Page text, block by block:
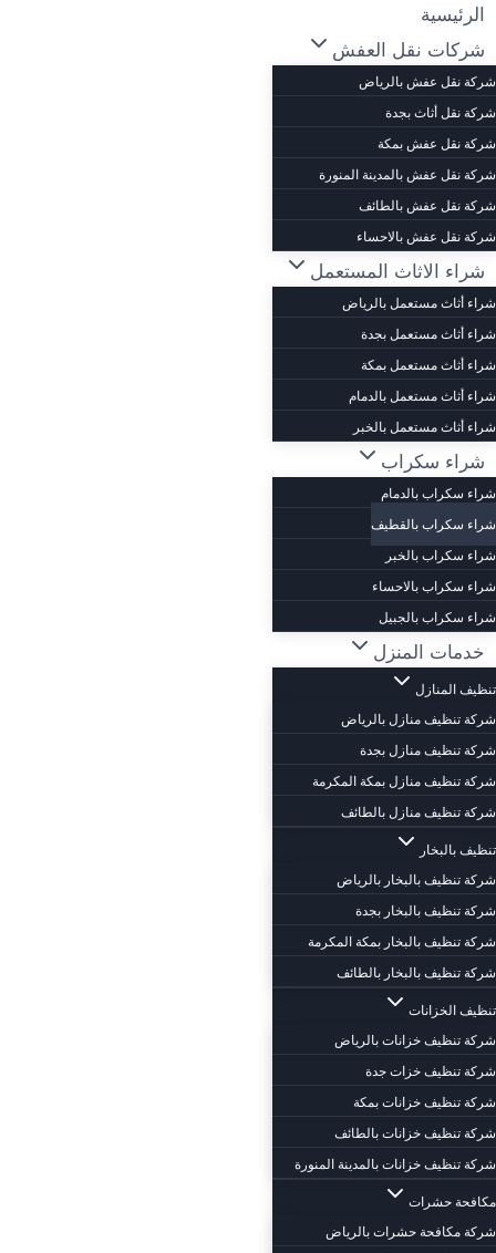
التجاوز
إلى
المحتوى
الرئيسية
شركات نقل العفش
شركة نقل عفش بالرياض
شركة نقل أثاث بجدة
شركة نقل عفش بمكة
شركة نقل عفش بالمدينة المنورة
شركة نقل عفش بالطائف
شركة نقل عفش بالاحساء
شراء الاثاث المستعمل
شراء أثاث مستعمل بالرياض
شراء أثاث مستعمل بجدة
شراء أثاث مستعمل بمكة
شراء أثاث مستعمل بالدمام
شراء أثاث مستعمل بالخبر
شراء سكراب
شراء سكراب بالدمام
شراء سكراب بالقطيف
شراء سكراب بالخبر
شراء سكراب بالاحساء
شراء سكراب بالجبيل
خدمات المنزل
تنظيف المنازل
شركة تنظيف منازل بالرياض
شركة تنظيف منازل بجدة
شركة تنظيف منازل بمكة المكرمة
شركة تنظيف منازل بالطائف
تنظيف بالبخار
شركة تنظيف بالبخار بالرياض
شركة تنظيف بالبخار بجدة
شركة تنظيف بالبخار بمكة المكرمة
شركة تنظيف بالبخار بالطائف
تنظيف الخزانات
شركة تنظيف خزانات بالرياض
شركة تنظيف خزات جدة
شركة تنظيف خزانات بمكة
شركة تنظيف خزانات بالطائف
شركة تنظيف خزانات بالمدينة المنورة
مكافحة حشرات
شركة مكافحة حشرات بالرياض